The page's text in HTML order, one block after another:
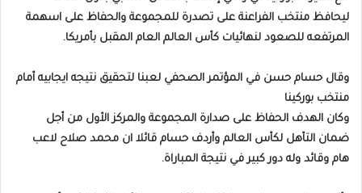
ليحافظ منتخب الفراعنة على تصدرة للمجموعة والحفاظ على اسهمة
المرتفعه للصعود لنهائيات كأس العالم العام المقبل بأمريكا.
وقال حسام حسن في المؤتمر الصحفي لعبنا لتحقيق نتيجه ايجابيه أمام
منتخب بوركينا
وكان الهدف الحفاظ على صدارة المجموعة والمركز الأول من أجل
ضمان التأهل لكأس العالم وأردف حسام قائلا ان محمد صلاح لاعب
هام وقائد وله دور كبير في نتيجة المباراة.